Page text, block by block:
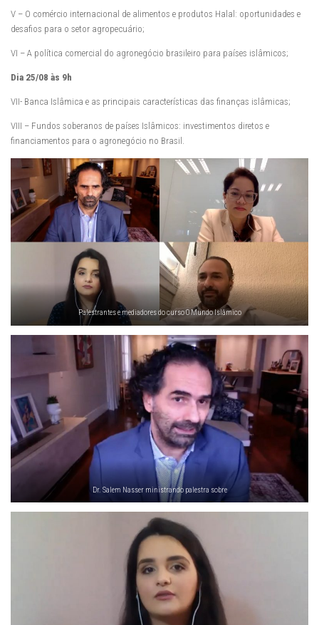
V – O comércio internacional de alimentos e produtos Halal: oportunidades e
desafios para o setor agropecuário;
VI – A política comercial do agronegócio brasileiro para países islâmicos;
Dia 25/08 às 9h
VII- Banca Islâmica e as principais características das finanças islâmicas;
VIII – Fundos soberanos de países Islâmicos: investimentos diretos e
financiamentos para o agronegócio no Brasil.
Palestrantes e mediadores do curso O Mundo Islâmico
Dr. Salem Nasser ministrando palestra sobre